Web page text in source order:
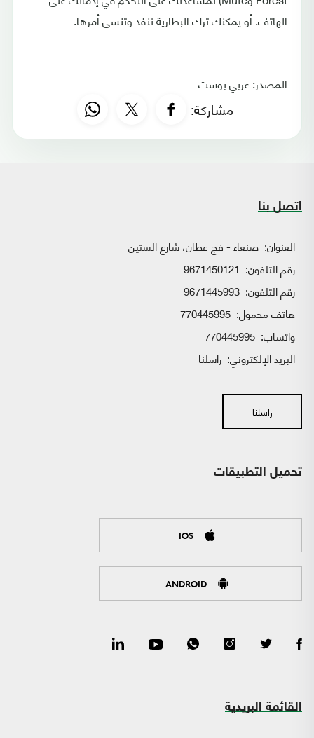
الهاتف. أو يمكنك ترك البطارية تنفد وتنسى أمرها.
المصدر: عربي بوست
مشاركة:
اتصل بنا
العنوان: صنعاء - فج عطان، شارع الستين
رقم التلفون: 9671450121
رقم التلفون: 9671445993
هاتف محمول: 770445995
واتساب:
البريد الإلكتروني: راسلنا
راسلنا
تحميل التطبيقات
IOS
ANDROID
القائمة البريدية